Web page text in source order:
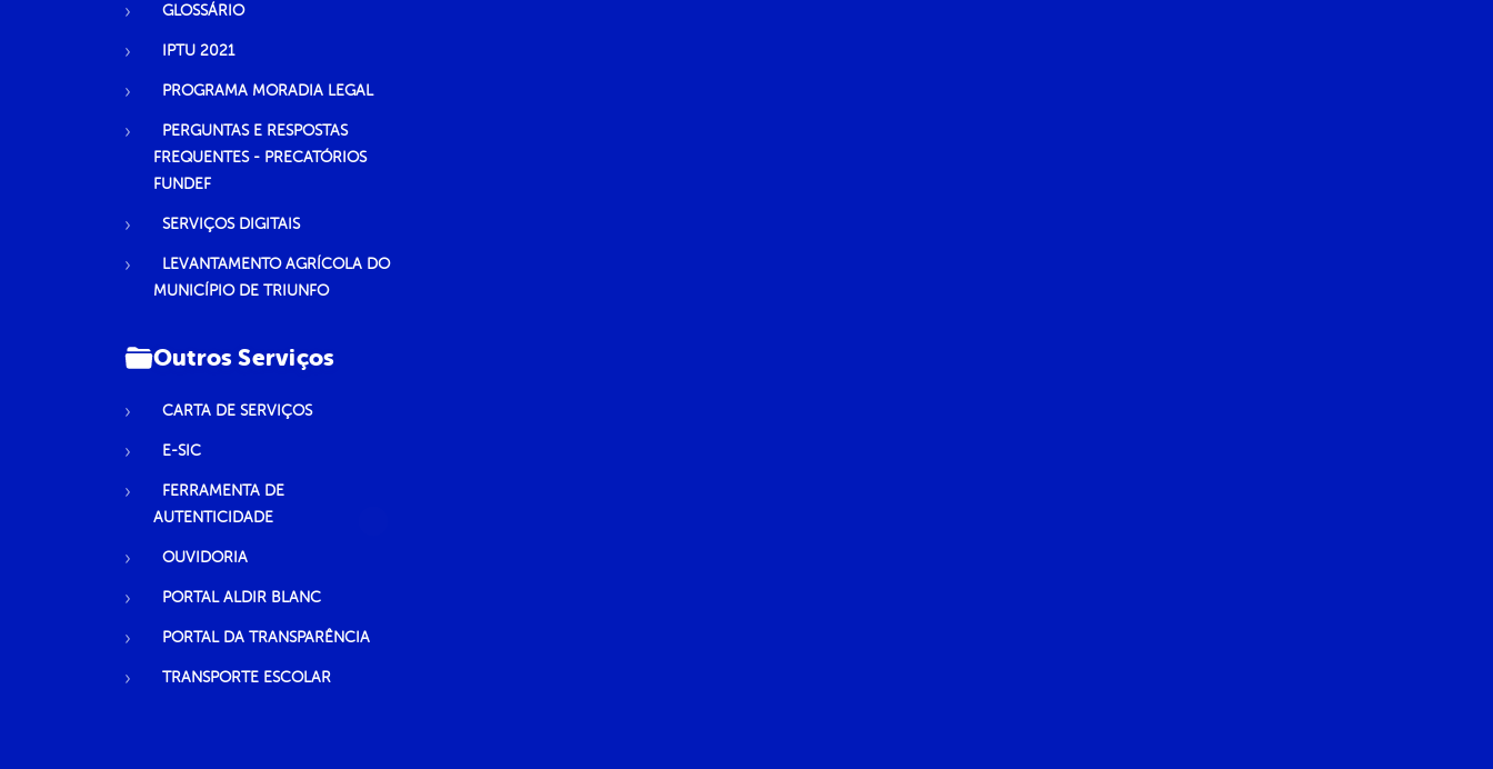
GLOSSÁRIO
IPTU 2021
PROGRAMA MORADIA LEGAL
PERGUNTAS E RESPOSTAS
FREQUENTES - PRECATÓRIOS
FUNDEF
SERVIÇOS DIGITAIS
LEVANTAMENTO AGRÍCOLA DO
MUNICÍPIO DE TRIUNFO
Outros Serviços
CARTA DE SERVIÇOS
E-SIC
FERRAMENTA DE
AUTENTICIDADE
OUVIDORIA
PORTAL ALDIR BLANC
PORTAL DA TRANSPARÊNCIA
TRANSPORTE ESCOLAR